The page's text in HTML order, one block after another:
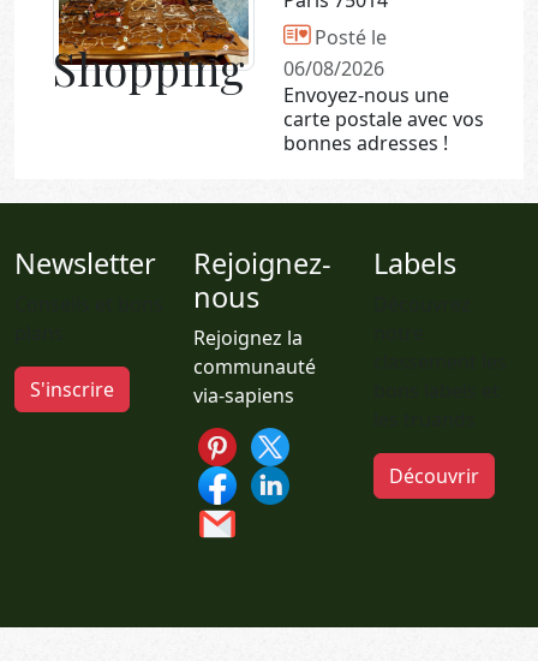
Shopping
Posté le
06/08/2026
Envoyez-nous une
carte postale avec vos
bonnes adresses !
Newsletter
S'inscrire
Rejoignez-
nous
Rejoignez la
communauté
via-sapiens
Labels
Découvrir